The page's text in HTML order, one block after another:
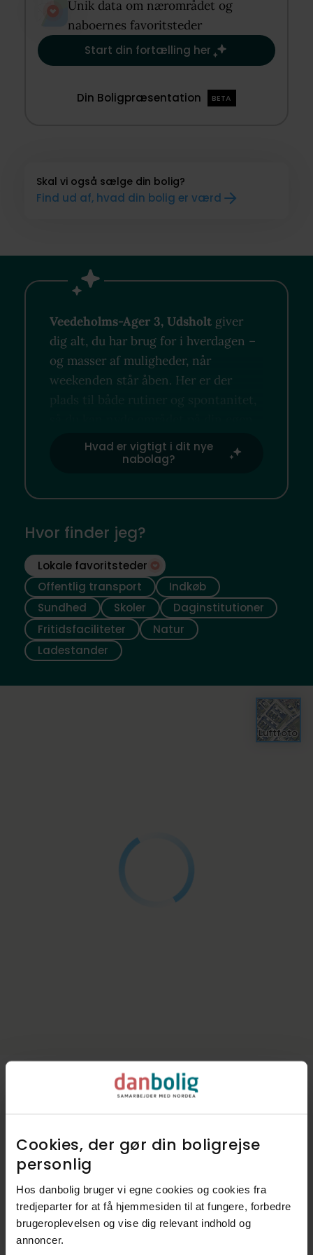
Cookies, der gør din boligrejse
personlig​
Hos danbolig bruger vi egne cookies og cookies fra
tredjeparter for at få hjemmesiden til at fungere, forbedre
brugeroplevelsen og vise dig relevant indhold og
annoncer.​
Unik data om nærområdet og
naboernes favoritsteder​
Start din fortælling her
Din Boligpræsentation BETA
Skal vi også sælge din bolig?
Find ud af, hvad din bolig er værd
Veedeholms-Ager 3, Udsholt giver
dig alt, du har brug for i hverdagen –
og masser af muligheder, når
weekenden står åben. Her er der
plads til både rutiner og spontanitet,
Hvad er vigtigt i dit nye
nabolag?
Hvor finder jeg?
Lokale favoritsteder
Offentlig transport
Indkøb
Sundhed
Skoler
Daginstitutioner
Fritidsfaciliteter
Natur
Ladestander
Luftfoto
Indbyggere
42.037
Skatteprocent
Grundskyld
11,1‰
Kirkeskat
0,85%